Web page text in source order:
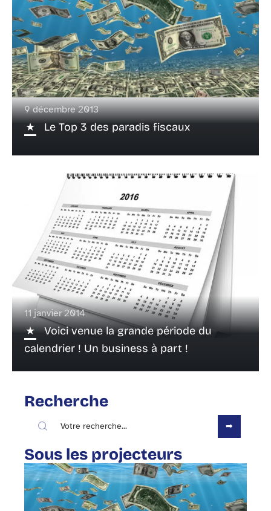
9 décembre 2013
Le Top 3 des paradis fiscaux
11 janvier 2014
Voici venue la grande période du
calendrier ! Un business à part !
Recherche
Sous les projecteurs